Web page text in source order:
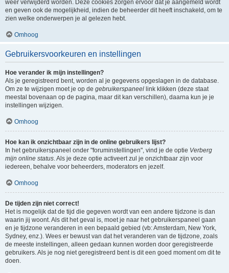
weer verwijderd worden. Deze cookies zorgen ervoor dat je aangemeld wordt
en geven ook de mogelijkheid, indien de beheerder dit heeft inschakeld, om te
zien welke onderwerpen je al gelezen hebt.
Omhoog
Gebruikersvoorkeuren en instellingen
Hoe verander ik mijn instellingen?
Als je geregistreerd bent, worden al je gegevens opgeslagen in de database.
Om ze te wijzigen moet je op de gebruikerspaneel link klikken (deze staat
meestal bovenaan op de pagina, maar dit kan verschillen), daarna kun je je
instellingen wijzigen.
Omhoog
Hoe kan ik onzichtbaar zijn in de online gebruikers lijst?
In het gebruikerspaneel onder "foruminstellingen", vind je de optie Verberg
mijn online status. Als je deze optie activeert zul je onzichtbaar zijn voor
iedereen, behalve voor beheerders, moderators en jezelf.
Omhoog
De tijden zijn niet correct!
Het is mogelijk dat de tijd die gegeven wordt van een andere tijdzone is dan
waarin jij woont. Als dit het geval is, moet je naar het gebruikerspaneel gaan
en je tijdzone veranderen in een bepaald gebied (vb: Amsterdam, New York,
Sydney, enz.). Wees er bewust van dat het veranderen van de tijdzone, zoals
de meeste instellingen, alleen gedaan kunnen worden door geregistreerde
gebruikers. Als je nog niet geregistreerd bent is dit een goed moment om dit te
doen.